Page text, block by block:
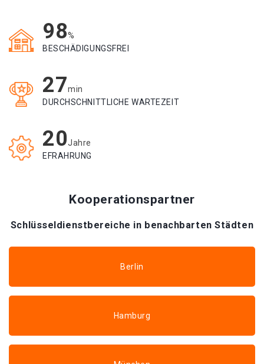
98%
BESCHÄDIGUNGSFREI
27min
DURCHSCHNITTLICHE WARTEZEIT
20Jahre
EFRAHRUNG
Kooperationspartner
Schlüsseldienstbereiche in benachbarten Städten
Berlin
Hamburg